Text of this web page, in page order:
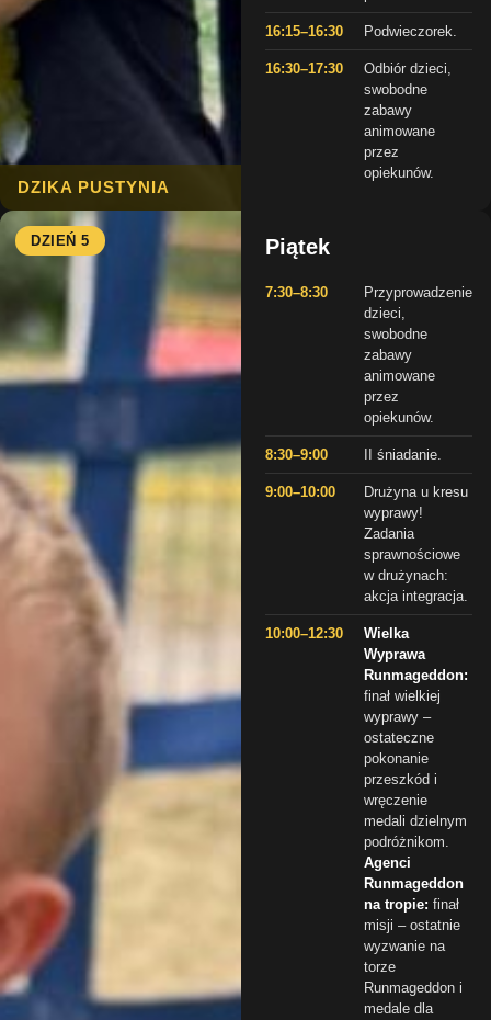
DZIKA PUSTYNIA
16:15–16:30 Podwieczorek.
16:30–17:30
Odbiór dzieci,
swobodne
zabawy
animowane
przez
opiekunów.
DZIEŃ 5 Piątek
7:30–8:30
Przyprowadzenie
dzieci,
swobodne
zabawy
animowane
przez
opiekunów.
8:30–9:00 II śniadanie.
9:00–10:00
Drużyna u kresu
wyprawy!
Zadania
sprawnościowe
w drużynach:
akcja integracja.
10:00–12:30
Wielka
Wyprawa
Runmageddon:
finał wielkiej
wyprawy –
ostateczne
pokonanie
przeszkód i
wręczenie
medali dzielnym
podróżnikom.
Agenci
Runmageddon
na tropie: finał
misji – ostatnie
wyzwanie na
torze
Runmageddon i
medale dla